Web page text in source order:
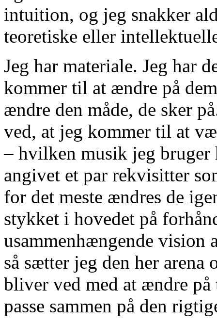
intuition, og jeg snakker
teoretiske eller
Jeg har materiale. Jeg har
kommer til at ændre på
ændre den måde, de sker
ved, at jeg kommer til at
– hvilken musik jeg bruger
angivet et par rekvisitter
for det meste ændres de
stykket i hovedet på
usammenhængende vision
så sætter jeg den her arena
bliver ved med at ændre
passe sammen på den